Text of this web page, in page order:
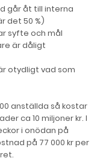
går åt till interna
det 50 %)
syfte och mål
är dåligt
otydligt vad som
anställda så kostar
ca 10 miljoner kr. I
i onödan på
på 77 000 kr per